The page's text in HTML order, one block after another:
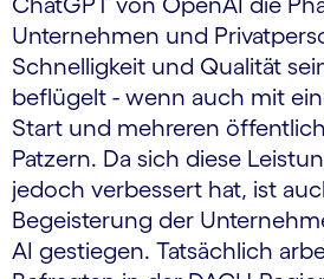
Unternehmen und
Schnelligkeit und Qualität
beflügelt - wenn auch mit
Start und mehreren
Patzern. Da sich diese
jedoch verbessert hat, ist
Begeisterung der
AI gestiegen. Tatsächlich